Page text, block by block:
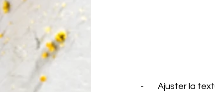
-       Ajuster la